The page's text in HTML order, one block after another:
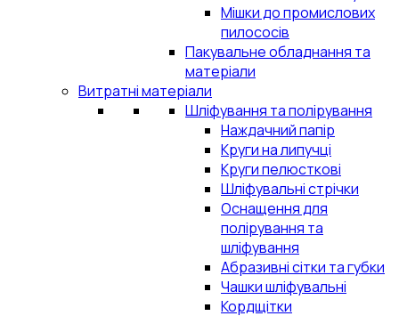
Мішки до промислових
пилососів
Пакувальне обладнання та
матеріали
Витратні матеріали
Шліфування та полірування
Наждачний папір
Круги на липучці
Круги пелюсткові
Шліфувальні стрічки
Оснащення для
полірування та
шліфування
Абразивні сітки та губки
Чашки шліфувальні
Кордщітки